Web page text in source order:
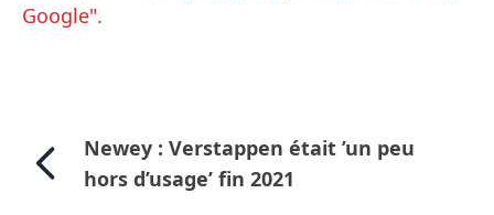
Google".
Newey : Verstappen était ’un peu
hors d’usage’ fin 2021